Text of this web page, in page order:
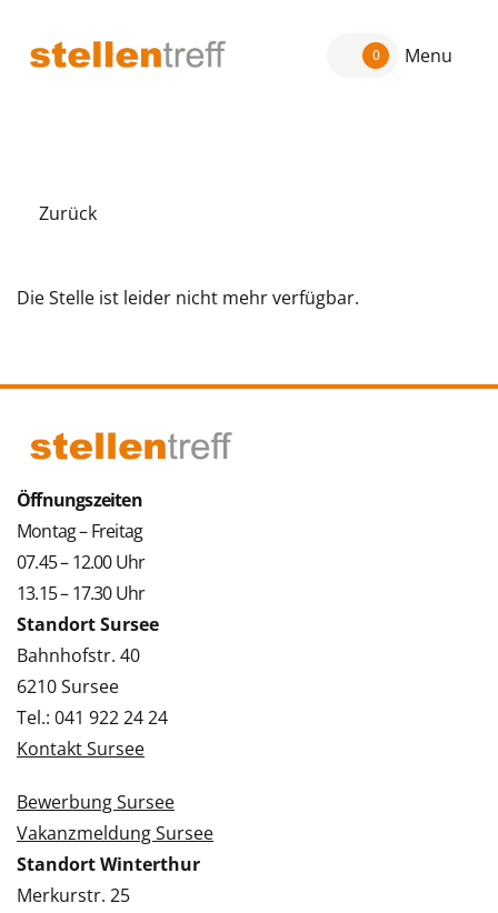
0 Menu
Zurück
Die Stelle ist leider nicht mehr verfügbar.
Öffnungszeiten
Montag – Freitag
07.45 – 12.00 Uhr
13.15 – 17.30 Uhr
Standort Sursee
Bahnhofstr. 40
6210 Sursee
Tel.: 041 922 24 24
Kontakt Sursee
Bewerbung Sursee
Vakanzmeldung Sursee
Standort Winterthur
Merkurstr. 25